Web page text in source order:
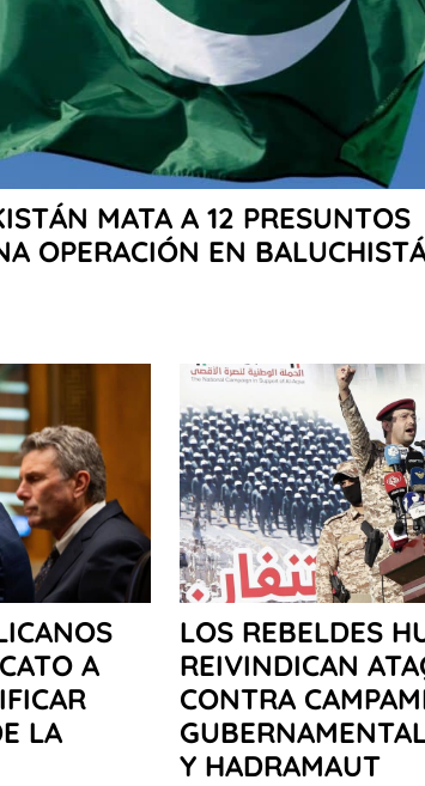
MATA A 12 PRESUNTOS
OPERACIÓN EN
A
LA
LOS REBELDES
REIVINDICAN
CONTRA
Y HADRAMAUT